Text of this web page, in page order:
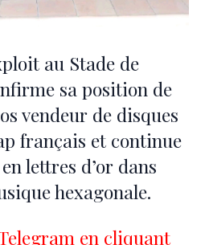
au Stade de
sa position de
vendeur de disques
français et continue
lettres d’or dans
hexagonale.
en cliquant